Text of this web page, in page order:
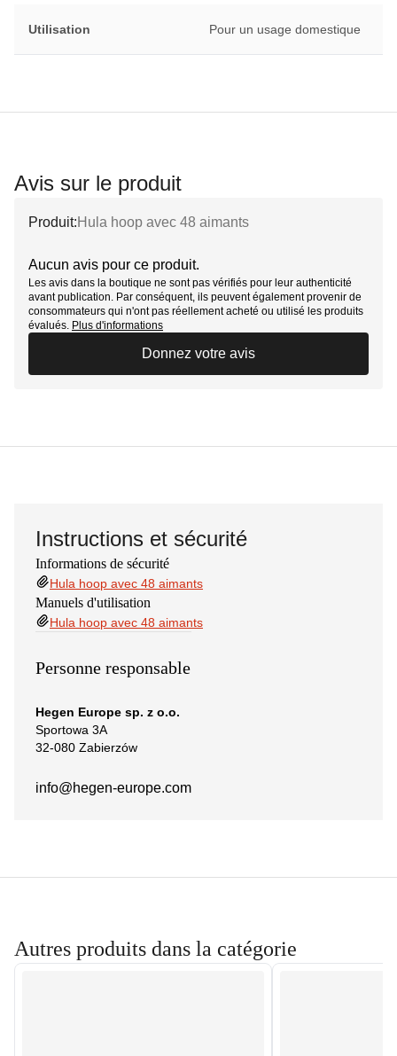
Utilisation Pour un usage domestique
Avis sur le produit
Produit: Hula hoop avec 48 aimants
Aucun avis pour ce produit.
Les avis dans la boutique ne sont pas vérifiés pour leur authenticité
avant publication. Par conséquent, ils peuvent également provenir de
consommateurs qui n'ont pas réellement acheté ou utilisé les produits
évalués. Plus d'informations
Donnez votre avis
Instructions et sécurité
Informations de sécurité
Hula hoop avec 48 aimants
Manuels d'utilisation
Hula hoop avec 48 aimants
Personne responsable
Hegen Europe sp. z o.o.
Sportowa 3A
32-080 Zabierzów
info@hegen-europe.com
Autres produits dans la catégorie